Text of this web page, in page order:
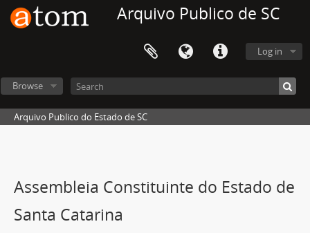
Arquivo Publico de SC
Log in
Browse
Arquivo Publico do Estado de SC
Assembleia Constituinte do Estado de
Santa Catarina